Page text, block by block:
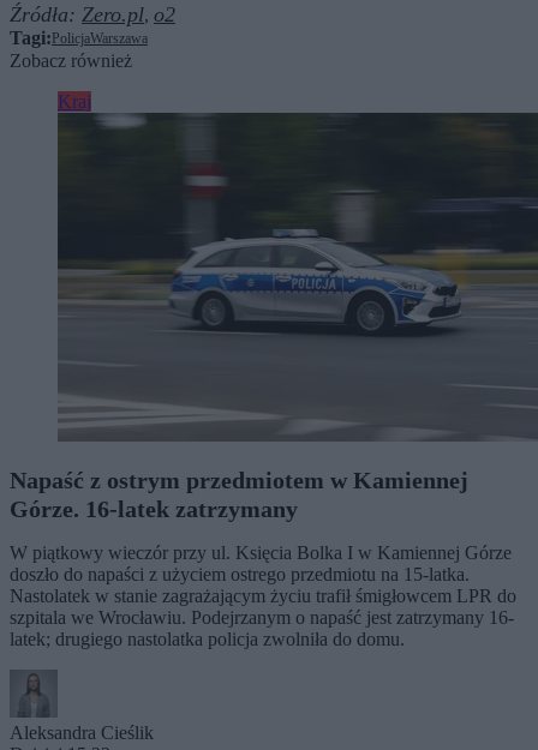
Źródła: Zero.pl, o2
Tagi:PolicjaWarszawa
Zobacz również
Kraj
Napaść z ostrym przedmiotem w Kamiennej
Górze. 16-latek zatrzymany
W piątkowy wieczór przy ul. Księcia Bolka I w Kamiennej Górze
doszło do napaści z użyciem ostrego przedmiotu na 15-latka.
Nastolatek w stanie zagrażającym życiu trafił śmigłowcem LPR do
szpitala we Wrocławiu. Podejrzanym o napaść jest zatrzymany 16-
latek; drugiego nastolatka policja zwolniła do domu.
Aleksandra Cieślik